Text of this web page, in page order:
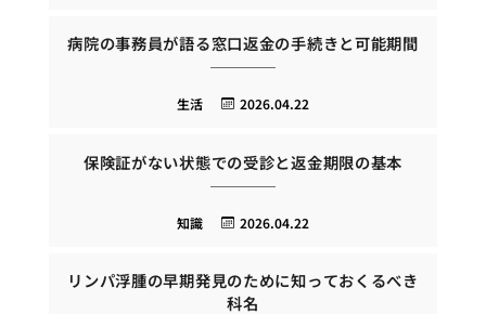
病院の事務員が語る窓口返金の手続きと可能期間
2026.04.22
生活
保険証がない状態での受診と返金期限の基本
2026.04.22
知識
リンパ浮腫の早期発見のために知っておくるべき
科名